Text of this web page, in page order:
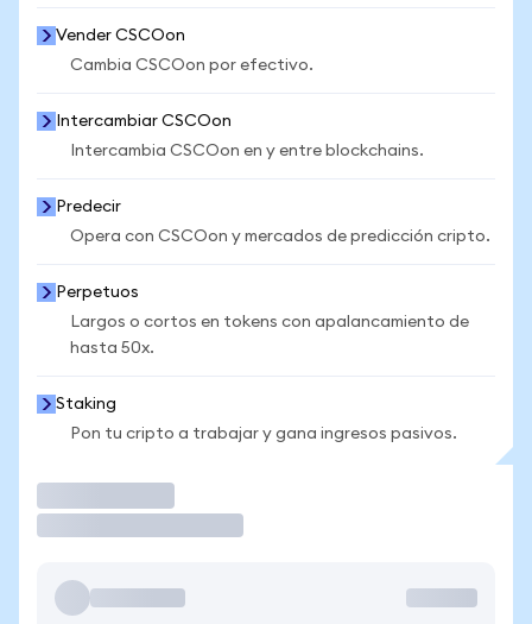
Vender CSCOon
Cambia CSCOon por efectivo.
Intercambiar CSCOon
Intercambia CSCOon en y entre blockchains.
Predecir
Opera con CSCOon y mercados de predicción cripto.
Perpetuos
Largos o cortos en tokens con apalancamiento de
hasta 50x.
Staking
Pon tu cripto a trabajar y gana ingresos pasivos.